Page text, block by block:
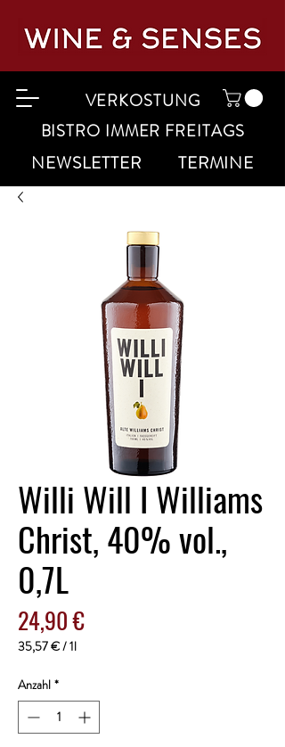
VERKOSTUNG
BISTRO IMMER FREITAGS
NEWSLETTER TERMINE
Willi Will I Williams
Christ, 40% vol.,
0,7L
24,90 €Preis
35,57 €/1l
pro
1
Liter
Anzahl *